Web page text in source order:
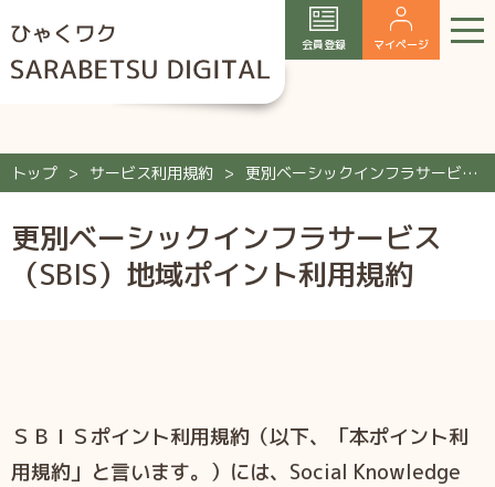
会員登録 マイページ
トップ サービス利用規約 更別ベーシックインフラサービス（SBIS）地域ポイント利用規約
更別ベーシックインフラサービス
（SBIS）地域ポイント利用規約
ＳＢＩＳポイント利⽤規約（以下、「本ポイント利
⽤規約」と⾔います。）には、Social Knowledge